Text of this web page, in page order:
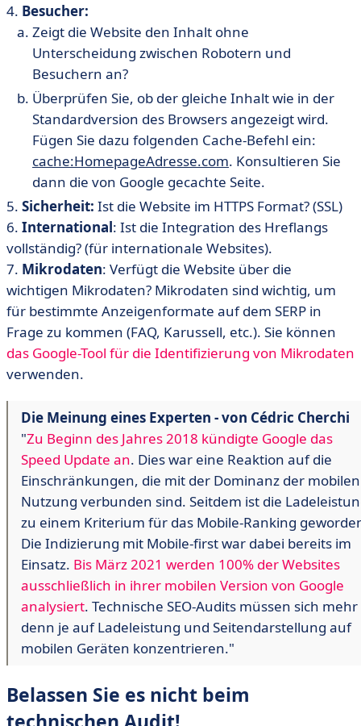
4. Besucher:
Zeigt die Website den Inhalt ohne
Unterscheidung zwischen Robotern und
Besuchern an?
Überprüfen Sie, ob der gleiche Inhalt wie in der
Standardversion des Browsers angezeigt wird.
Fügen Sie dazu folgenden Cache-Befehl ein:
cache:HomepageAdresse.com. Konsultieren Sie
dann die von Google gecachte Seite.
5. Sicherheit: Ist die Website im HTTPS Format? (SSL)
6. International: Ist die Integration des Hreflangs
vollständig? (für internationale Websites).
7. Mikrodaten: Verfügt die Website über die
wichtigen Mikrodaten? Mikrodaten sind wichtig, um
für bestimmte Anzeigenformate auf dem SERP in
Frage zu kommen (FAQ, Karussell, etc.). Sie können
das Google-Tool für die Identifizierung von Mikrodaten
verwenden.
Die Meinung eines Experten - von Cédric Cherchi
"Zu Beginn des Jahres 2018 kündigte Google das
Speed Update an. Dies war eine Reaktion auf die
Einschränkungen, die mit der Dominanz der mobilen
Nutzung verbunden sind. Seitdem ist die
zu einem Kriterium für das Mobile-Ranking
Die Indizierung mit Mobile-first war dabei bereits im
Einsatz. Bis März 2021 werden 100% der Websites
ausschließlich in ihrer mobilen Version von Google
analysiert. Technische SEO-Audits müssen sich mehr
denn je auf Ladeleistung und Seitendarstellung auf
mobilen Geräten konzentrieren."
Belassen Sie es nicht beim
technischen Audit!